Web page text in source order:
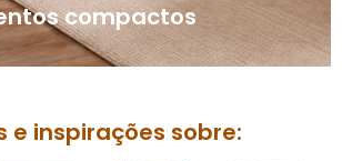
compactos
e inspirações sobre: